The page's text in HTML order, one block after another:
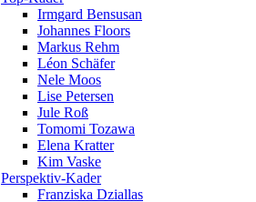
Irmgard Bensusan
Johannes Floors
Markus Rehm
Léon Schäfer
Nele Moos
Lise Petersen
Jule Roß
Tomomi Tozawa
Elena Kratter
Kim Vaske
Perspektiv-Kader
Franziska Dziallas